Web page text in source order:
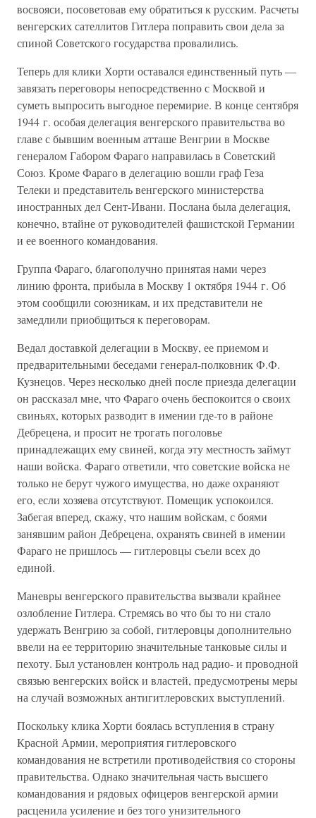
восвояси, посоветовав ему обратиться к русским. Расчеты
венгерских сателлитов Гитлера поправить свои дела за
спиной Советского государства провалились.
Теперь для клики Хорти оставался единственный путь —
завязать переговоры непосредственно с Москвой и
суметь выпросить выгодное перемирие. В конце сентября
1944 г. особая делегация венгерского правительства во
главе с бывшим военным атташе Венгрии в Москве
генералом Габором Фараго направилась в Советский
Союз. Кроме Фараго в делегацию вошли граф Геза
Телеки и представитель венгерского министерства
иностранных дел Сент-Ивани. Послана была делегация,
конечно, втайне от руководителей фашистской Германии
и ее военного командования.
Группа Фараго, благополучно принятая нами через
линию фронта, прибыла в Москву 1 октября 1944 г. Об
этом сообщили союзникам, и их представители не
замедлили приобщиться к переговорам.
Ведал доставкой делегации в Москву, ее приемом и
предварительными беседами генерал-полковник Ф.Ф.
Кузнецов. Через несколько дней после приезда делегации
он рассказал мне, что Фараго очень беспокоится о своих
свиньях, которых разводит в имении где-то в районе
Дебрецена, и просит не трогать поголовье
принадлежащих ему свиней, когда эту местность займут
наши войска. Фараго ответили, что советские войска не
только не берут чужого имущества, но даже охраняют
его, если хозяева отсутствуют. Помещик успокоился.
Забегая вперед, скажу, что нашим войскам, с боями
занявшим район Дебрецена, охранять свиней в имении
Фараго не пришлось — гитлеровцы съели всех до
единой.
Маневры венгерского правительства вызвали крайнее
озлобление Гитлера. Стремясь во что бы то ни стало
удержать Венгрию за собой, гитлеровцы дополнительно
ввели на ее территорию значительные танковые силы и
пехоту. Был установлен контроль над радио- и проводной
связью венгерских войск и властей, предусмотрены меры
на случай возможных антигитлеровских выступлений.
Поскольку клика Хорти боялась вступления в страну
Красной Армии, мероприятия гитлеровского
командования не встретили противодействия со стороны
правительства. Однако значительная часть высшего
командования и рядовых офицеров венгерской армии
расценила усиление и без того унизительного